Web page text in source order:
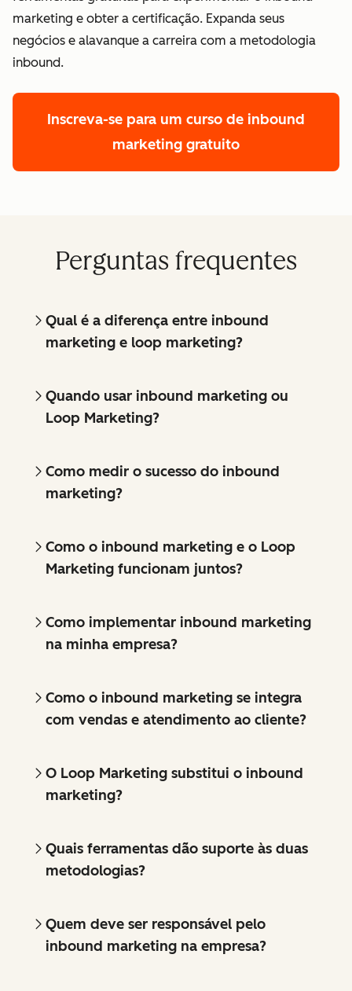
marketing e obter a certificação. Expanda seus
negócios e alavanque a carreira com a metodologia
inbound.
Inscreva-se para um curso de inbound
marketing gratuito
Perguntas frequentes
Qual é a diferença entre inbound
marketing e loop marketing?
Quando usar inbound marketing ou
Loop Marketing?
Como medir o sucesso do inbound
marketing?
Como o inbound marketing e o Loop
Marketing funcionam juntos?
Como implementar inbound marketing
na minha empresa?
Como o inbound marketing se integra
com vendas e atendimento ao cliente?
O Loop Marketing substitui o inbound
marketing?
Quais ferramentas dão suporte às duas
metodologias?
Quem deve ser responsável pelo
inbound marketing na empresa?